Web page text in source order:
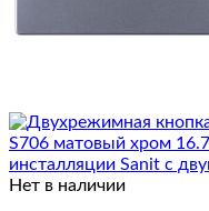
Нет в наличии